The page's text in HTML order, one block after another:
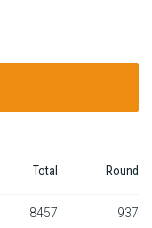
Total Round
8457 937